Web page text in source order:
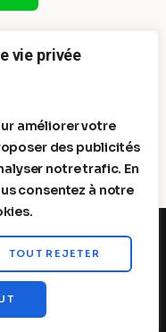
vie privée
améliorer votre
des publicités
notre trafic. En
consentez à notre
TOUT REJETER
All Rights Reserved.